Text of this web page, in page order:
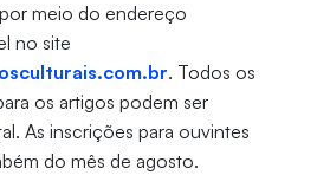
meio do endereço
no site
. Todos os
os artigos podem ser
As inscrições para ouvintes
do mês de agosto.